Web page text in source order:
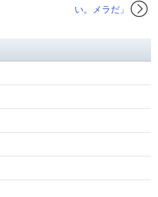
い。メラだ」